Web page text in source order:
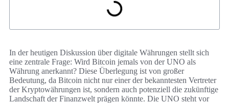
In der heutigen Diskussion über digitale Währungen stellt sich
eine zentrale Frage: Wird Bitcoin jemals von der UNO als
Währung anerkannt? Diese Überlegung ist von großer
Bedeutung, da Bitcoin nicht nur einer der bekanntesten Vertreter
der Kryptowährungen ist, sondern auch potenziell die zukünftige
Landschaft der Finanzwelt prägen könnte. Die UNO steht vor